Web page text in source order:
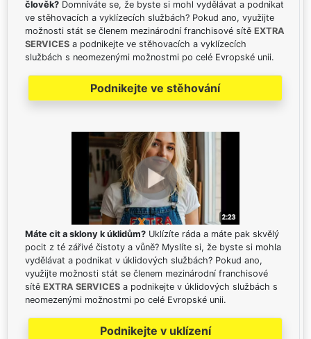
člověk? Domníváte se, že byste si mohl vydělávat a podnikat
ve stěhovacích a vyklízecích službách? Pokud ano, využijte
možnosti stát se členem mezinárodní franchisové sítě EXTRA
SERVICES a podnikejte ve stěhovacích a vyklízecích
službách s neomezenými možnostmi po celé Evropské unii.
Podnikejte ve stěhování
Máte cit a sklony k úklidům? Uklízíte ráda a máte pak skvělý
pocit z té zářivé čistoty a vůně? Myslíte si, že byste si mohla
vydělávat a podnikat v úklidových službách? Pokud ano,
využijte možnosti stát se členem mezinárodní franchisové
sítě EXTRA SERVICES a podnikejte v úklidových službách s
neomezenými možnostmi po celé Evropské unii.
Podnikejte v uklízení